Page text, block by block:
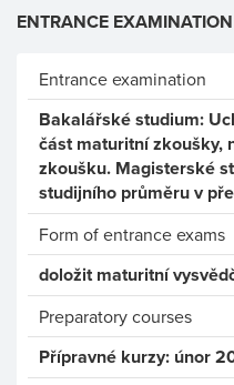
ENTRANCE EXAMINATION
Entrance examination
Bakalářské studium:
část maturitní zkoušky,
zkoušku. Magisterské
studijního průměru v
Form of entrance exams
doložit maturitní
Preparatory courses
Přípravné kurzy: únor